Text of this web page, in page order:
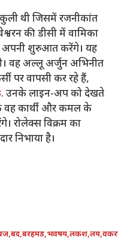
थी जिसमें रजनीकांत
की डीसी में वामिका
अपनी शुरुआत करेंगे। यह
वह अल्लू अर्जुन अभिनीत
पर वापसी कर रहे हैं,
. उनके लाइन-अप को देखते
वह कार्थी और कमल के
रोलेक्स विक्रम का
निभाया है।
,बद,बरहमड,भवषय,लकश,लय,